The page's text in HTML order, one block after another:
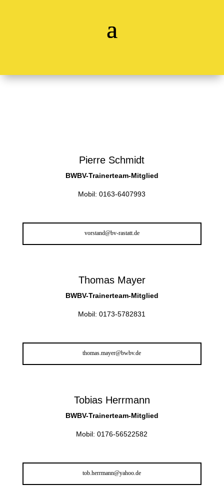
Pierre Schmidt
BWBV-Trainerteam-Mitglied
Mobil: 0163-6407993
vorstand@bv-rastatt.de
Thomas Mayer
BWBV-Trainerteam-Mitglied
Mobil: 0173-5782831
thomas.mayer@bwbv.de
Tobias Herrmann
BWBV-Trainerteam-Mitglied
Mobil: 0176-56522582
tob.herrmann@yahoo.de